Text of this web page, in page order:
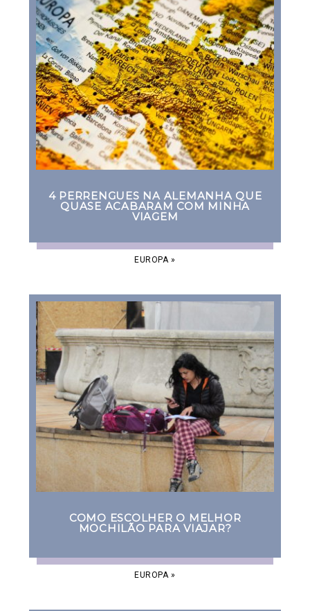
4 PERRENGUES NA ALEMANHA QUE
QUASE ACABARAM COM MINHA
VIAGEM
EUROPA»
COMO ESCOLHER O MELHOR
MOCHILÃO PARA VIAJAR?
EUROPA»